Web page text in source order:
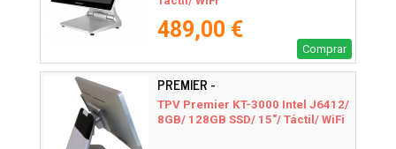
489,00 €
Comprar
PREMIER -
KT300015CJ64128128WF
TPV Premier KT-3000 Intel J6412/
8GB/ 128GB SSD/ 15"/ Táctil/ WiFi